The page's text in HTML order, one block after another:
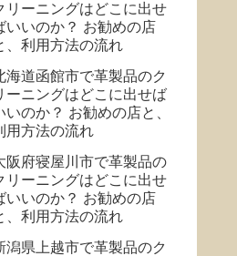
リーニングはどこに出せ
いいのか？ お勧めの店
、利用方法の流れ
海道函館市で革製品のク
ーニングはどこに出せば
いのか？ お勧めの店と、
用方法の流れ
阪府寝屋川市で革製品の
リーニングはどこに出せ
いいのか？ お勧めの店
、利用方法の流れ
潟県上越市で革製品のク